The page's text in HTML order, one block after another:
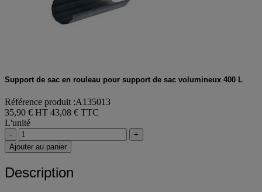
Référence produit :A135013
35,90 € HT
L'unité
-
Description